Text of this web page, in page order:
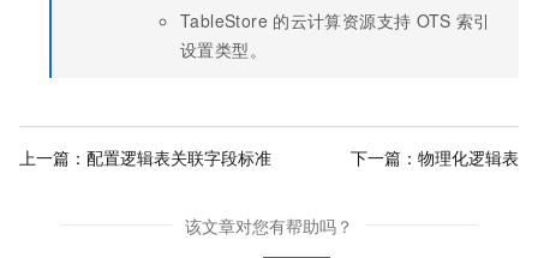
TableStore 的云计算资源支持 OTS 索引
设置类型。
上一篇： 配置逻辑表关联字段标准 下一篇： 物理化逻辑表
该文章对您有帮助吗？